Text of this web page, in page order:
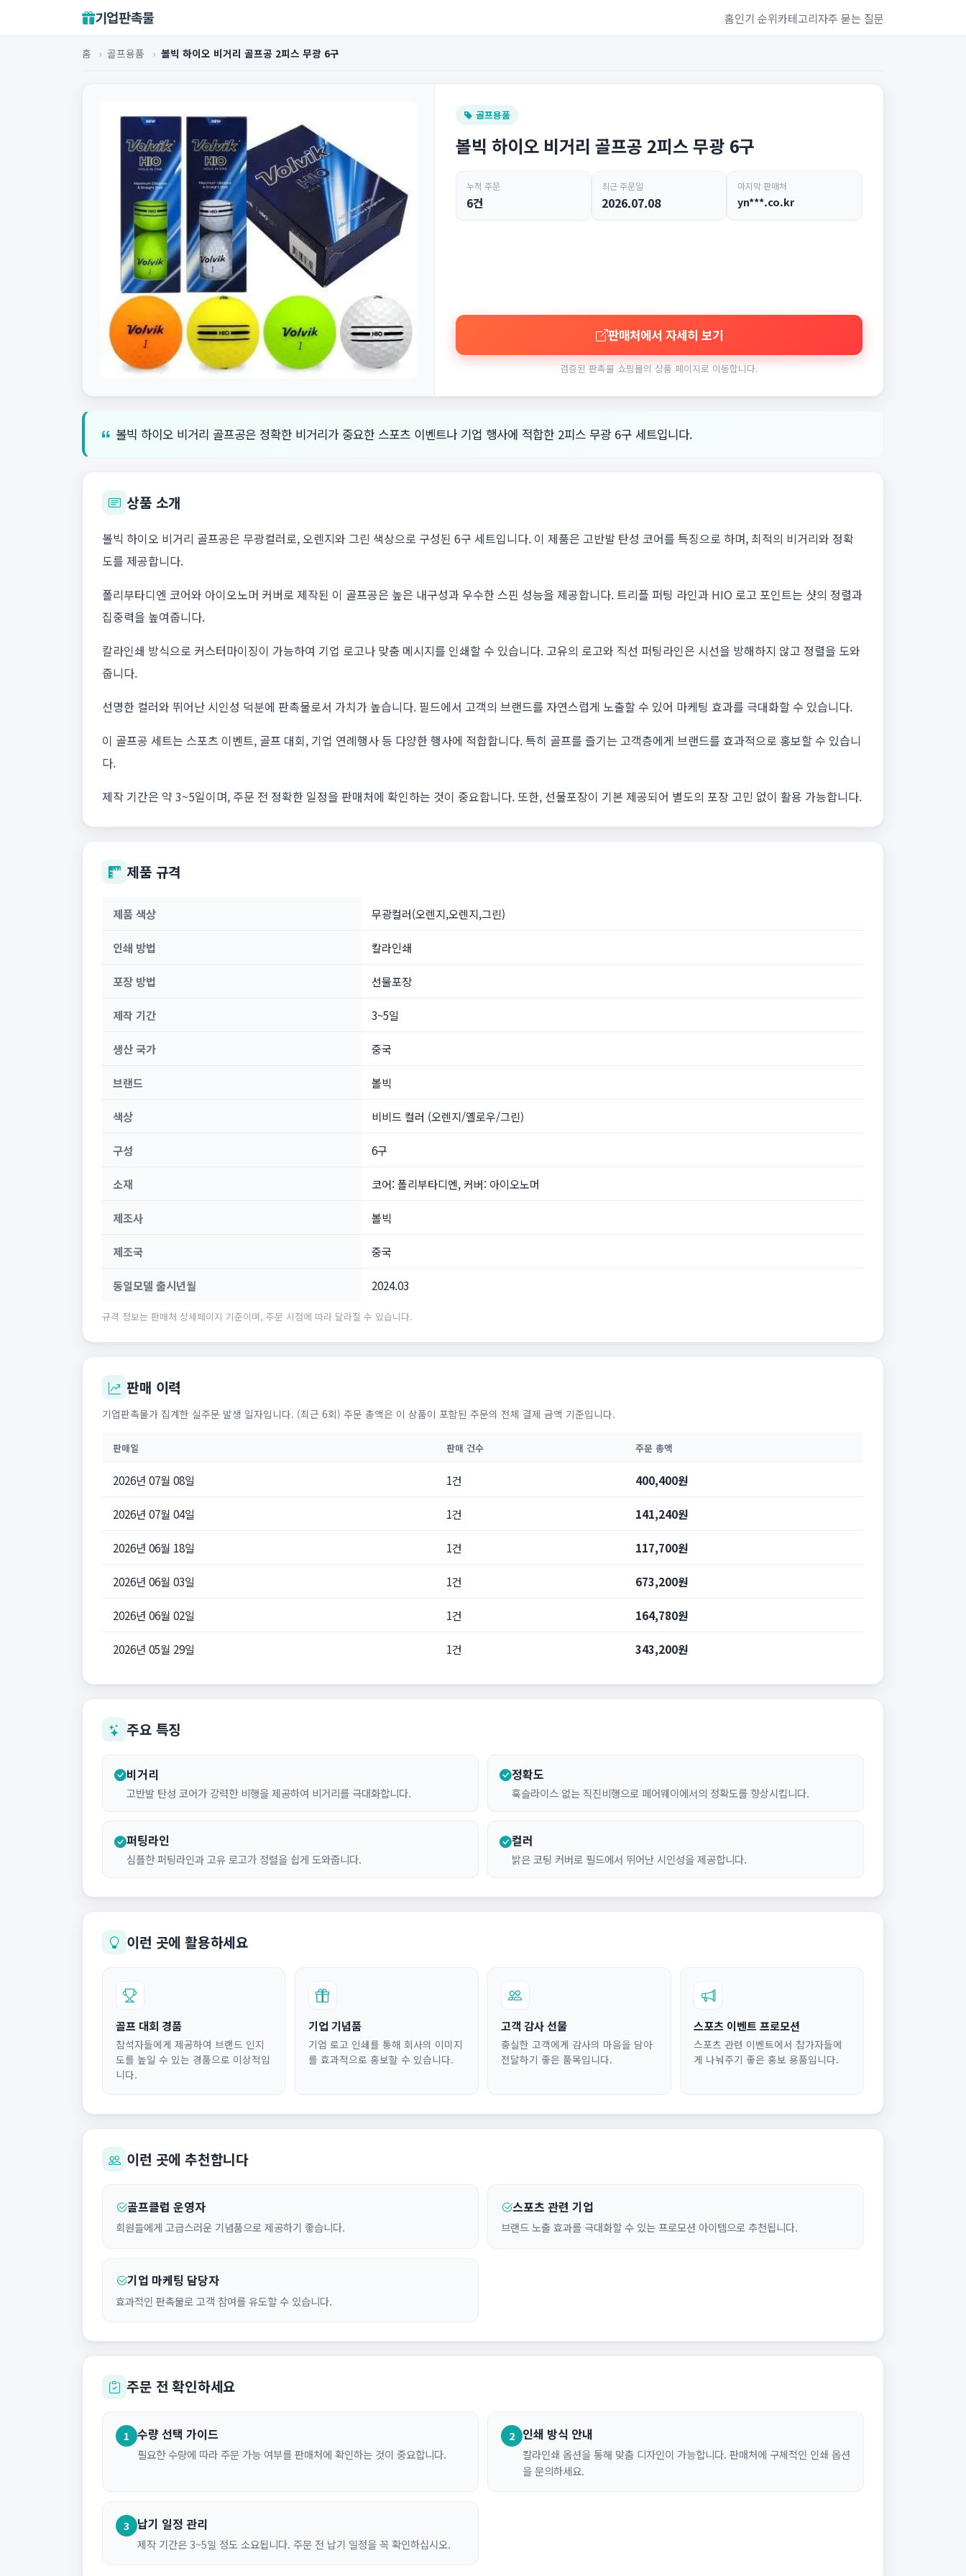
기업판촉물 홈인기 순위카테고리자주 묻는 질문
홈 › 골프용품 › 볼빅 하이오 비거리 골프공 2피스 무광 6구
골프용품
볼빅 하이오 비거리 골프공 2피스 무광 6구
누적 주문
6건
최근 주문일
2026.07.08
마지막 판매처
yn***.co.kr
판매처에서 자세히 보기
검증된 판촉물 쇼핑몰의 상품 페이지로 이동합니다.
볼빅 하이오 비거리 골프공은 정확한 비거리가 중요한 스포츠 이벤트나 기업 행사에 적합한 2피스 무광 6구 세트입니다.
상품 소개
볼빅 하이오 비거리 골프공은 무광컬러로, 오렌지와 그린 색상으로 구성된 6구 세트입니다. 이 제품은 고반발 탄성 코어를 특징으로 하며, 최적의 비거리와 정확
도를 제공합니다.
폴리부타디엔 코어와 아이오노머 커버로 제작된 이 골프공은 높은 내구성과 우수한 스핀 성능을 제공합니다. 트리플 퍼팅 라인과 HIO 로고 포인트는 샷의 정렬과
집중력을 높여줍니다.
칼라인쇄 방식으로 커스터마이징이 가능하여 기업 로고나 맞춤 메시지를 인쇄할 수 있습니다. 고유의 로고와 직선 퍼팅라인은 시선을 방해하지 않고 정렬을 도와
줍니다.
선명한 컬러와 뛰어난 시인성 덕분에 판촉물로서 가치가 높습니다. 필드에서 고객의 브랜드를 자연스럽게 노출할 수 있어 마케팅 효과를 극대화할 수 있습니다.
이 골프공 세트는 스포츠 이벤트, 골프 대회, 기업 연례행사 등 다양한 행사에 적합합니다. 특히 골프를 즐기는 고객층에게 브랜드를 효과적으로 홍보할 수 있습니
다.
제작 기간은 약 3~5일이며, 주문 전 정확한 일정을 판매처에 확인하는 것이 중요합니다. 또한, 선물포장이 기본 제공되어 별도의 포장 고민 없이 활용 가능합니다.
제품 규격
제품 색상 무광컬러(오렌지,오렌지,그린)
인쇄 방법 칼라인쇄
포장 방법 선물포장
제작 기간 3~5일
생산 국가 중국
브랜드 볼빅
색상 비비드 컬러 (오렌지/옐로우/그린)
구성 6구
소재 코어: 폴리부타디엔, 커버: 아이오노머
제조사 볼빅
제조국 중국
동일모델 출시년월 2024.03
규격 정보는 판매처 상세페이지 기준이며, 주문 시점에 따라 달라질 수 있습니다.
판매 이력
기업판촉물가 집계한 실주문 발생 일자입니다. (최근 6회) 주문 총액은 이 상품이 포함된 주문의 전체 결제 금액 기준입니다.
판매일 판매 건수 주문 총액
2026년 07월 08일 1건 400,400원
2026년 07월 04일 1건 141,240원
2026년 06월 18일 1건 117,700원
2026년 06월 03일 1건 673,200원
2026년 06월 02일 1건 164,780원
2026년 05월 29일 1건 343,200원
주요 특징
비거리
고반발 탄성 코어가 강력한 비행을 제공하여 비거리를 극대화합니다.
정확도
훅슬라이스 없는 직진비행으로 페어웨이에서의 정확도를 향상시킵니다.
퍼팅라인
심플한 퍼팅라인과 고유 로고가 정렬을 쉽게 도와줍니다.
컬러
밝은 코팅 커버로 필드에서 뛰어난 시인성을 제공합니다.
이런 곳에 활용하세요
골프 대회 경품
참석자들에게 제공하여 브랜드 인지
도를 높일 수 있는 경품으로 이상적입
니다.
기업 기념품
기업 로고 인쇄를 통해 회사의 이미지
를 효과적으로 홍보할 수 있습니다.
고객 감사 선물
충실한 고객에게 감사의 마음을 담아
전달하기 좋은 품목입니다.
스포츠 이벤트 프로모션
스포츠 관련 이벤트에서 참가자들에
게 나눠주기 좋은 홍보 용품입니다.
이런 곳에 추천합니다
골프클럽 운영자
회원들에게 고급스러운 기념품으로 제공하기 좋습니다.
스포츠 관련 기업
브랜드 노출 효과를 극대화할 수 있는 프로모션 아이템으로 추천됩니다.
기업 마케팅 담당자
효과적인 판촉물로 고객 참여를 유도할 수 있습니다.
주문 전 확인하세요
1 수량 선택 가이드
필요한 수량에 따라 주문 가능 여부를 판매처에 확인하는 것이 중요합니다.
2 인쇄 방식 안내
칼라인쇄 옵션을 통해 맞춤 디자인이 가능합니다. 판매처에 구체적인 인쇄 옵션
을 문의하세요.
3 납기 일정 관리
제작 기간은 3~5일 정도 소요됩니다. 주문 전 납기 일정을 꼭 확인하십시오.